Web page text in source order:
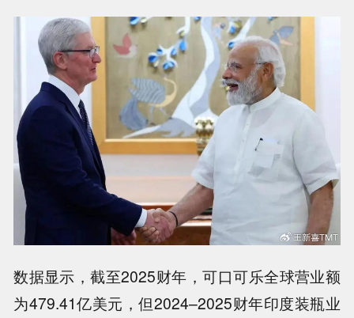
数据显示，截至2025财年，可口可乐全球营业额
为479.41亿美元，但2024–2025财年印度装瓶业